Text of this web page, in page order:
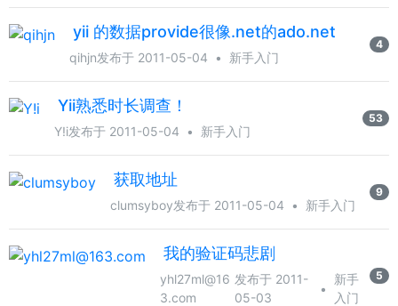
yii 的数据provide很像.net的ado.net
qihjn发布于 2011-05-04 • 新手入门
4
Yii熟悉时长调查！
Y!i发布于 2011-05-04 • 新手入门
53
获取地址
clumsyboy发布于 2011-05-04 • 新手入门
9
我的验证码悲剧
yhl27ml@16
3.com
发布于 2011-
05-03
•
新手
入门
5